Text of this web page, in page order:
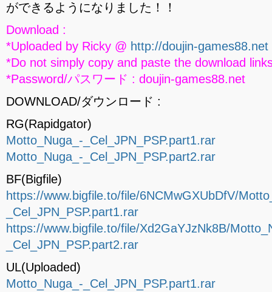
ができるようになりました！！
Download :
*Uploaded by Ricky @ http://doujin-games88.net
*Do not simply copy and paste the download
*Password/パスワード : doujin-games88.net
DOWNLOAD/ダウンロード :
RG(Rapidgator)
Motto_Nuga_-_Cel_JPN_PSP.part1.rar
Motto_Nuga_-_Cel_JPN_PSP.part2.rar
BF(Bigfile)
https://www.bigfile.to/file/6NCMwGXUbDfV/
_Cel_JPN_PSP.part1.rar
https://www.bigfile.to/file/Xd2GaYJzNk8B/
_Cel_JPN_PSP.part2.rar
UL(Uploaded)
Motto_Nuga_-_Cel_JPN_PSP.part1.rar